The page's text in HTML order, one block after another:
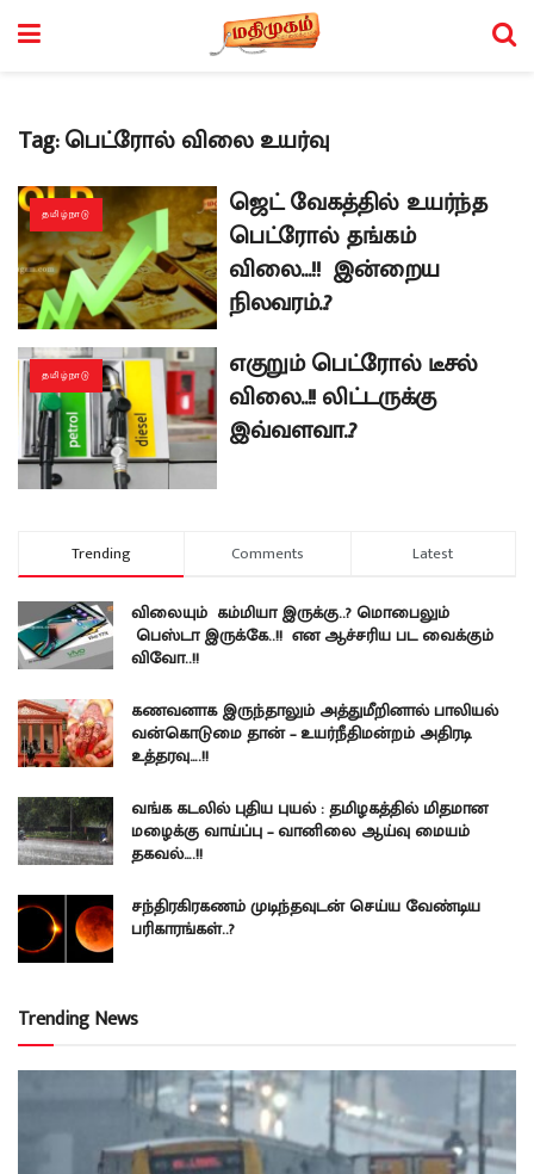
Tag:பெட்ரோல் விலை உயர்வு
தமிழ்நாடு
ஜெட் வேகத்தில் உயர்ந்த
பெட்ரோல் தங்கம்
விலை…!! இன்றைய
நிலவரம்..?
தமிழ்நாடு
எகுறும் பெட்ரோல் டீசல்
விலை..!! லிட்டருக்கு
இவ்வளவா..?
Trending Comments Latest
விலையும் கம்மியா இருக்கு..? மொபைலும்
பெஸ்டா இருக்கே..!! என ஆச்சரிய பட வைக்கும்
விவோ..!!
கணவனாக இருந்தாலும் அத்துமீறினால் பாலியல்
வன்கொடுமை தான் – உயர்நீதிமன்றம் அதிரடி
உத்தரவு….!!
வங்க கடலில் புதிய புயல் : தமிழகத்தில் மிதமான
மழைக்கு வாய்ப்பு – வானிலை ஆய்வு மையம்
தகவல்….!!
சந்திரகிரகணம் முடிந்தவுடன் செய்ய வேண்டிய
பரிகாரங்கள்..?
Trending News